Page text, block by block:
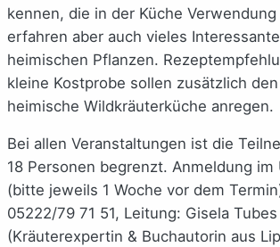
kennen, die in der Küche
erfahren aber auch vieles
heimischen Pflanzen.
kleine Kostprobe sollen zusätzlich
heimische Wildkräuterküche anregen.
Bei allen Veranstaltungen ist die
18 Personen begrenzt. Anmeldung
(bitte jeweils 1 Woche vor dem
05222/79 71 51, Leitung: Gisela Tubes
(Kräuterexpertin & Buchautorin aus